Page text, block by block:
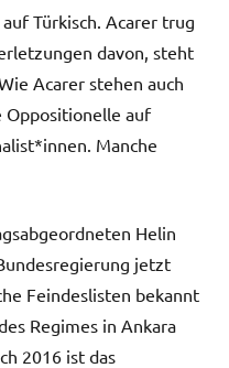
Türkisch. Acarer trug
davon, steht
Acarer stehen auch
Oppositionelle auf
Manche
Helin
jetzt
Feindeslisten bekannt
Regimes in Ankara
2016 ist das